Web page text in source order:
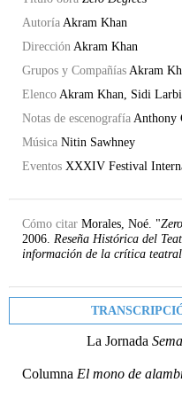
Autoría Akram Khan
Dirección Akram Khan
Grupos y Compañías Akram
Elenco Akram Khan, Sidi Larbi
Notas de escenografía Anthony
Música Nitin Sawhney
Eventos XXXIV Festival
Cómo citar Morales, Noé. "
2006. Reseña Histórica del
información de la crítica teatral
La Jornada
Columna El mono de